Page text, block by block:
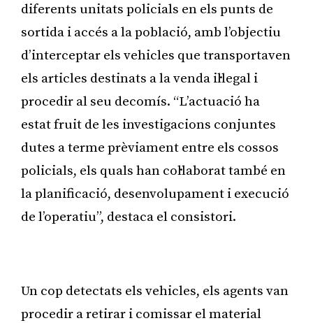
diferents unitats policials en els punts de
sortida i accés a la població, amb l’objectiu
d’interceptar els vehicles que transportaven
els articles destinats a la venda il·legal i
procedir al seu decomís. “L’actuació ha
estat fruit de les investigacions conjuntes
dutes a terme prèviament entre els cossos
policials, els quals han col·laborat també en
la planificació, desenvolupament i execució
de l’operatiu”, destaca el consistori.
Un cop detectats els vehicles, els agents van
procedir a retirar i comissar el material